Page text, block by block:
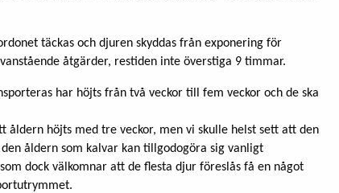
täckas och djuren skyddas från exponering för
åtgärder, restiden inte överstiga 9 timmar.
har höjts från två veckor till fem veckor och de ska
höjts med tre veckor, men vi skulle helst sett att den
åldern som kalvar kan tillgodogöra sig vanligt
dock välkomnar att de flesta djur föreslås få en något